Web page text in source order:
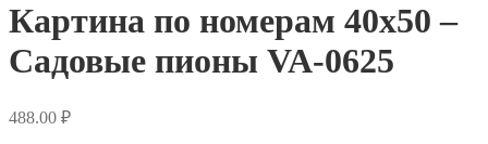
Картина по номерам 40х50 –
Садовые пионы VA-0625
488.00 ₽